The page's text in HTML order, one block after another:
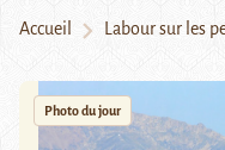
Accueil Labour sur les
Photo du jour